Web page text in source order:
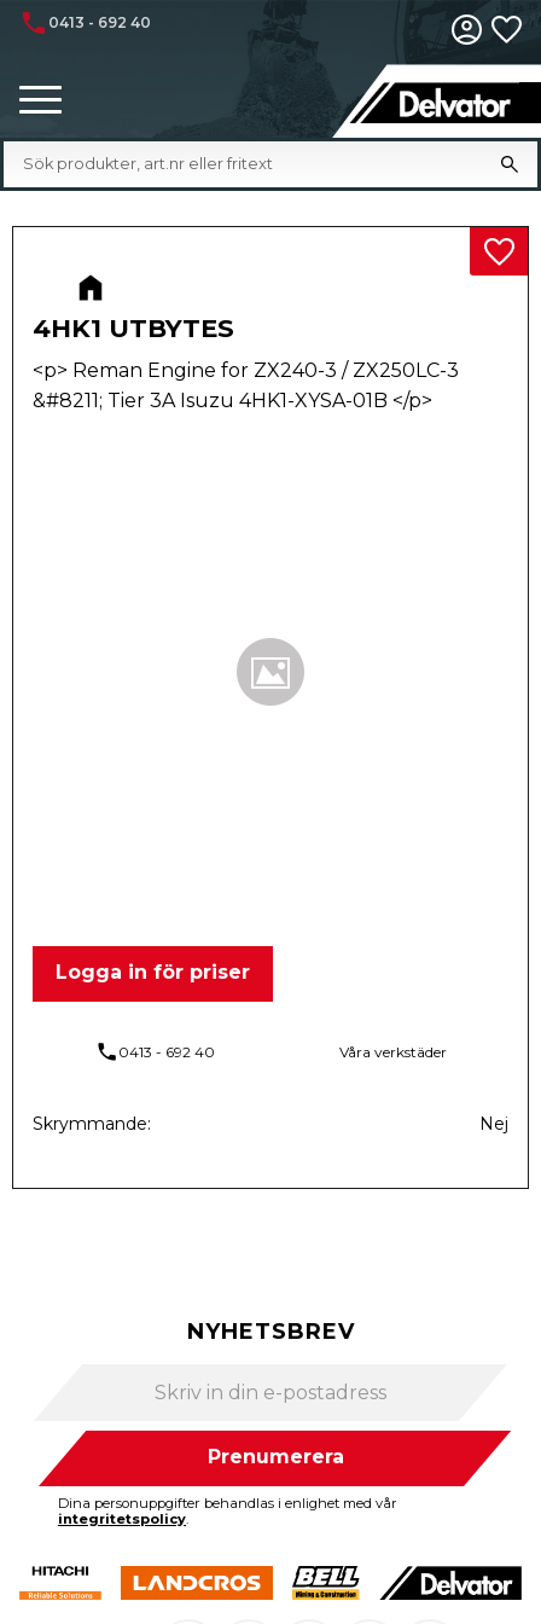
phone 0413 - 692 40
4HK1 UTBYTES
<p> Reman Engine for ZX240-3 / ZX250LC-3
&#8211; Tier 3A Isuzu 4HK1-XYSA-01B </p>
Logga in för priser
phone 0413 - 692 40 Våra verkstäder
Skrymmande Nej
NYHETSBREV
Prenumerera
Dina personuppgifter behandlas i enlighet med vår
integritetspolicy.